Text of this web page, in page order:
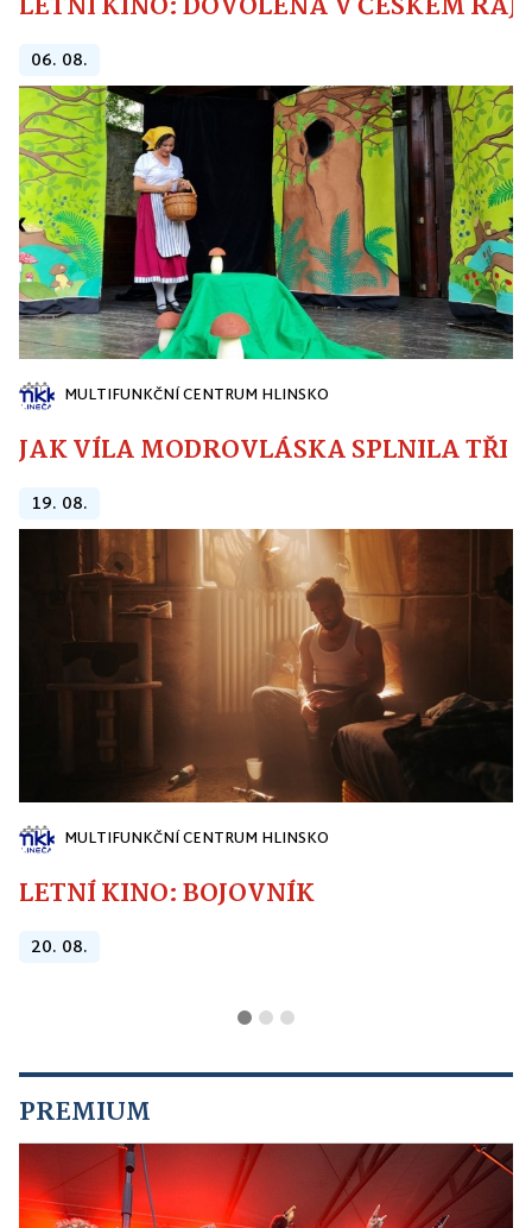
06. 08.
MULTIFUNKČNÍ CENTRUM HLINSKO
JAK VÍLA MODROVLÁSKA SPLNILA
19. 08.
MULTIFUNKČNÍ CENTRUM HLINSKO
LETNÍ KINO: BOJOVNÍK
20. 08.
PREMIUM